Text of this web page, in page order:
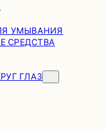
УМЫВАНИЯ
СРЕДСТВА
ГЛАЗ